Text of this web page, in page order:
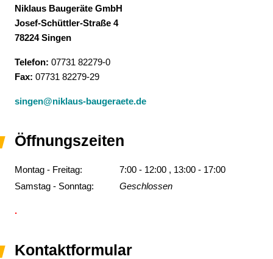
Niklaus Baugeräte GmbH
Josef-Schüttler-Straße 4
78224 Singen
Telefon: 07731 82279-0
Fax: 07731 82279-29
singen@niklaus-baugeraete.de
Öffnungszeiten
Montag - Freitag:
7:00 - 12:00 , 13:00 - 17:00
Samstag - Sonntag:
Geschlossen
.
Kontaktformular